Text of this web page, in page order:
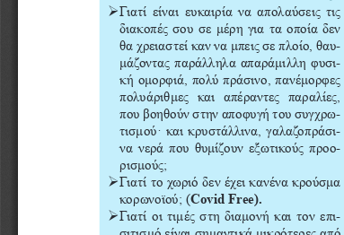
Ø Γιατί είναι ευκαιρία να απολαύσεις τις
διακοπές σου σε μέρη για τα οποία δεν
θα χρειαστεί καν να μπεις σε πλοίο, θαυ-
μάζοντας παράλληλα απαράμιλλη φυσι-
κή ομορφιά, πολύ πράσινο, πανέμορφες
πολυάριθμες  και  απέραντες  παραλίες,
που βοηθούν στην αποφυγή του συγχρω-
τισμού· και κρυστάλλινα, γαλαζοπράσι-
να νερά που θυμίζουν εξωτικούς προο-
ρισμούς;
Ø Γιατί το χωριό δεν έχει κανένα κρούσμα
κορωνοϊού; (Covid Free).
Ø Γιατί οι τιμές στη διαμονή και τον επι-